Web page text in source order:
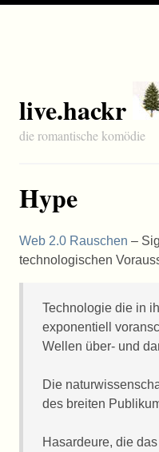
live.hackr
die romantische komödie
Hype
Web 2.0 Rauschen –
technologischen
Technologie die in
exponentiell
Wellen über- und
Die
des breiten
Hasardeure, die